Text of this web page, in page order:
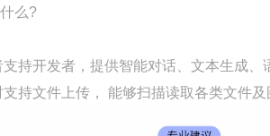
么?
持开发者，提供智能对话、文本生成
持文件上传， 能够扫描读取各类文件